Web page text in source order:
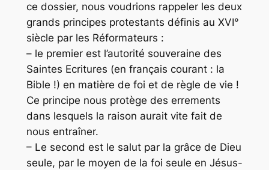
ce dossier, nous voudrions rappeler les deux
grands principes protestants définis au XVI°
siècle par les Réformateurs :
– le premier est l’autorité souveraine des
Saintes Ecritures (en français courant : la
Bible !) en matière de foi et de règle de vie !
Ce principe nous protège des errements
dans lesquels la raison aurait vite fait de
nous entraîner.
– Le second est le salut par la grâce de Dieu
seule, par le moyen de la foi seule en Jésus-